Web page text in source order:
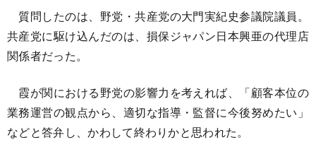
質問したのは、野党・共産党の大門実紀史参議院議員。
共産党に駆け込んだのは、損保ジャパン日本興亜の代理店
関係者だった。
霞が関における野党の影響力を考えれば、「顧客本位の
業務運営の観点から、適切な指導・監督に今後努めたい」
などと答弁し、かわして終わりかと思われた。